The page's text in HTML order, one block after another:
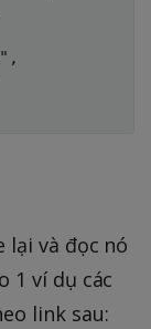
lại và đọc nó
1 ví dụ các
link sau: